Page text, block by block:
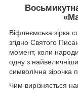
Віфлеємська зірка
згідно Святого
момент, коли
одну з
символічна зірочка
Чим вирізняється